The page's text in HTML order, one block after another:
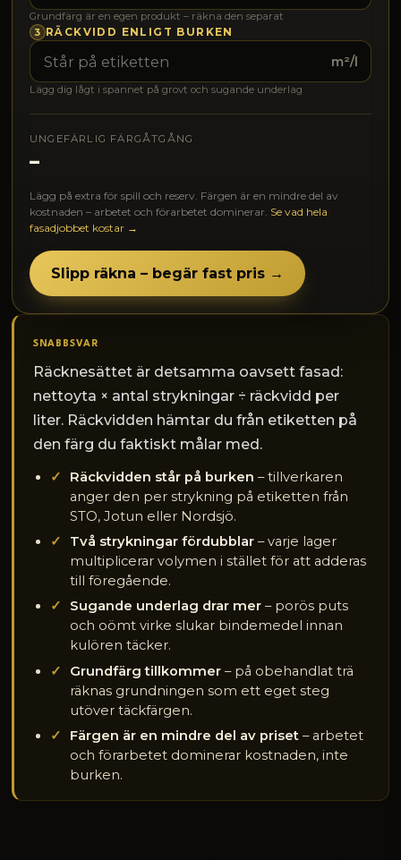
Grundfärg är en egen produkt – räkna den separat
3 RÄCKVIDD ENLIGT BURKEN
m²/l
Lägg dig lågt i spannet på grovt och sugande underlag
UNGEFÄRLIG FÄRGÅTGÅNG
–
Lägg på extra för spill och reserv. Färgen är en mindre del av
kostnaden – arbetet och förarbetet dominerar. Se vad hela
fasadjobbet kostar →
Slipp räkna – begär fast pris →
SNABBSVAR
Räcknesättet är detsamma oavsett fasad:
nettoyta × antal strykningar ÷ räckvidd per
liter. Räckvidden hämtar du från etiketten på
den färg du faktiskt målar med.
Räckvidden står på burken – tillverkaren
anger den per strykning på etiketten från
STO, Jotun eller Nordsjö.
Två strykningar fördubblar – varje lager
multiplicerar volymen i stället för att adderas
till föregående.
Sugande underlag drar mer – porös puts
och oömt virke slukar bindemedel innan
kulören täcker.
Grundfärg tillkommer – på obehandlat trä
räknas grundningen som ett eget steg
utöver täckfärgen.
Färgen är en mindre del av priset – arbetet
och förarbetet dominerar kostnaden, inte
burken.